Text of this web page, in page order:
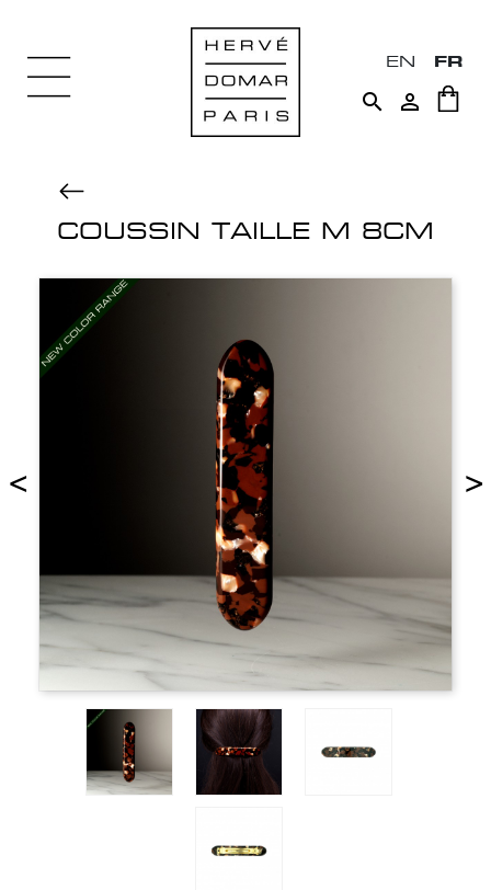
EN FR
 
COUSSIN TAILLE M 8CM
< >